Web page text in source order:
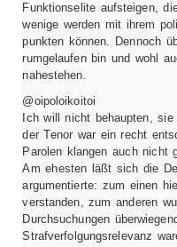
Funktionselite aufsteigen,
wenige werden mit ihrem
punkten können. Dennoch
rumgelaufen bin und wohl
nahestehen.
@oipoloikoitoi
Ich will nicht behaupten,
der Tenor war ein recht
Parolen klangen auch nicht
Am ehesten läßt sich die
argumentierte: zum einen
verstanden, zum anderen
Durchsuchungen
Strafverfolgungsrelevanz